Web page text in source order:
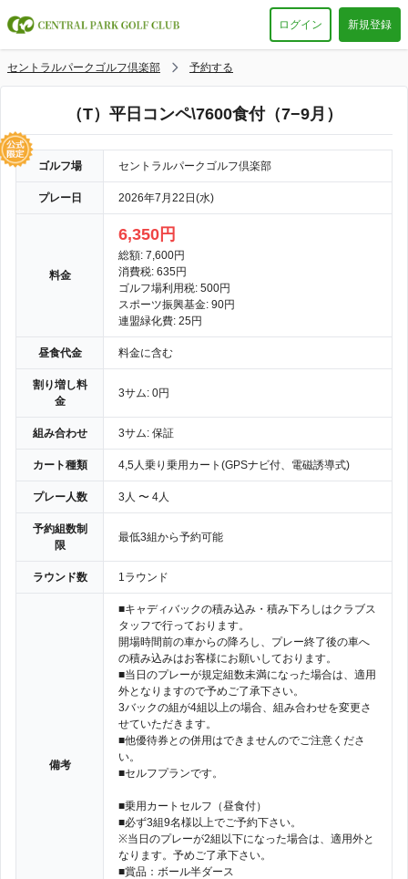
ログイン 新規登録
セントラルパークゴルフ倶楽部 予約する
（T）平日コンペ\7600食付（7−9月）
ゴルフ場 セントラルパークゴルフ倶楽部
プレー日 2026年7月22日(水)
料金
6,350円
総額: 7,600円
消費税: 635円
ゴルフ場利用税: 500円
スポーツ振興基金: 90円
連盟緑化費: 25円
昼食代金 料金に含む
割り増し料
金
3サム: 0円
組み合わせ 3サム: 保証
カート種類 4,5人乗り乗用カート(GPSナビ付、電磁誘導式)
プレー人数 3人 〜 4人
予約組数制
限
最低3組から予約可能
ラウンド数 1ラウンド
備考
■キャディバックの積み込み・積み下ろしはクラブス
タッフで行っております。
開場時間前の車からの降ろし、プレー終了後の車へ
の積み込みはお客様にお願いしております。
■当日のプレーが規定組数未満になった場合は、適用
外となりますので予めご了承下さい。
3バックの組が4組以上の場合、組み合わせを変更さ
せていただきます。
■他優待券との併用はできませんのでご注意くださ
い。
■セルフプランです。
■乗用カートセルフ（昼食付）
■必ず3組9名様以上でご予約下さい。
※当日のプレーが2組以下になった場合は、適用外と
なります。予めご了承下さい。
■賞品：ボール半ダース